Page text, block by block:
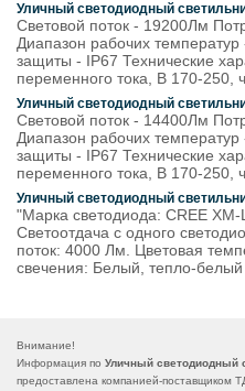
Уличный светодиодный
Световой поток - 19200Лм
Диапазон рабочих
защиты - IP67 Технические
переменного тока, В 170-250,
Уличный светодиодный
Световой поток - 14400Лм
Диапазон рабочих
защиты - IP67 Технические
переменного тока, В 170-250,
Уличный светодиодный
"Марка светодиода: CREE
Светоотдача с одного
поток: 4000 Лм. Цветовая
свечения: Белый, тепло-
Внимание!
Информация по Уличный светодиодный
предоставлена компанией-поставщиком